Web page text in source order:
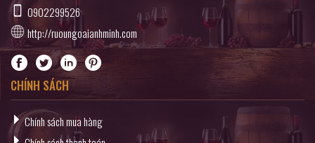
0902299526
http://ruoungoaianhminh.com
CHÍNH SÁCH
Chính sách mua hàng